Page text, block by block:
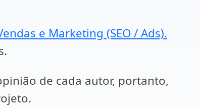
e Marketing (SEO / Ads).
de cada autor, portanto,